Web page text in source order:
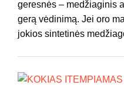
geresnės – medžiaginis
gerą vėdinimą. Jei oro
jokios sintetinės